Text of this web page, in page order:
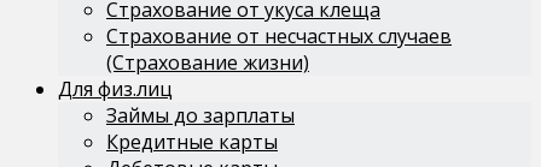
Страхование от укуса клеща
Страхование от несчастных случаев
(Страхование жизни)
Для физ.лиц
Займы до зарплаты
Кредитные карты